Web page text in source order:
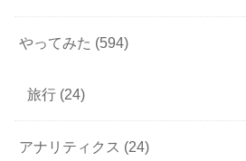
やってみた (594)
旅行 (24)
アナリティクス (24)